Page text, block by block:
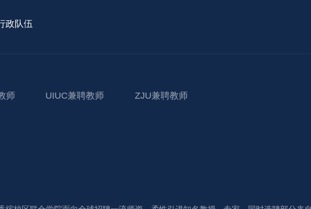
政队伍
师 UIUC兼聘教师 ZJU兼聘教师